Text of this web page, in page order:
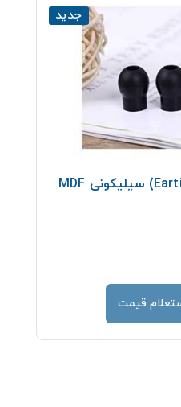
جدید
قیمت